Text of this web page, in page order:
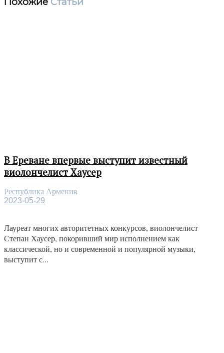
В Ереване впервые выступит известный
виолончелист Хаусер
Республика Армения
2023-05-29
Лауреат многих авторитетных конкурсов, виолончелист
Степан Хаусер, покоривший мир исполнением как
классической, но и современной и популярной музыки,
выступит с...